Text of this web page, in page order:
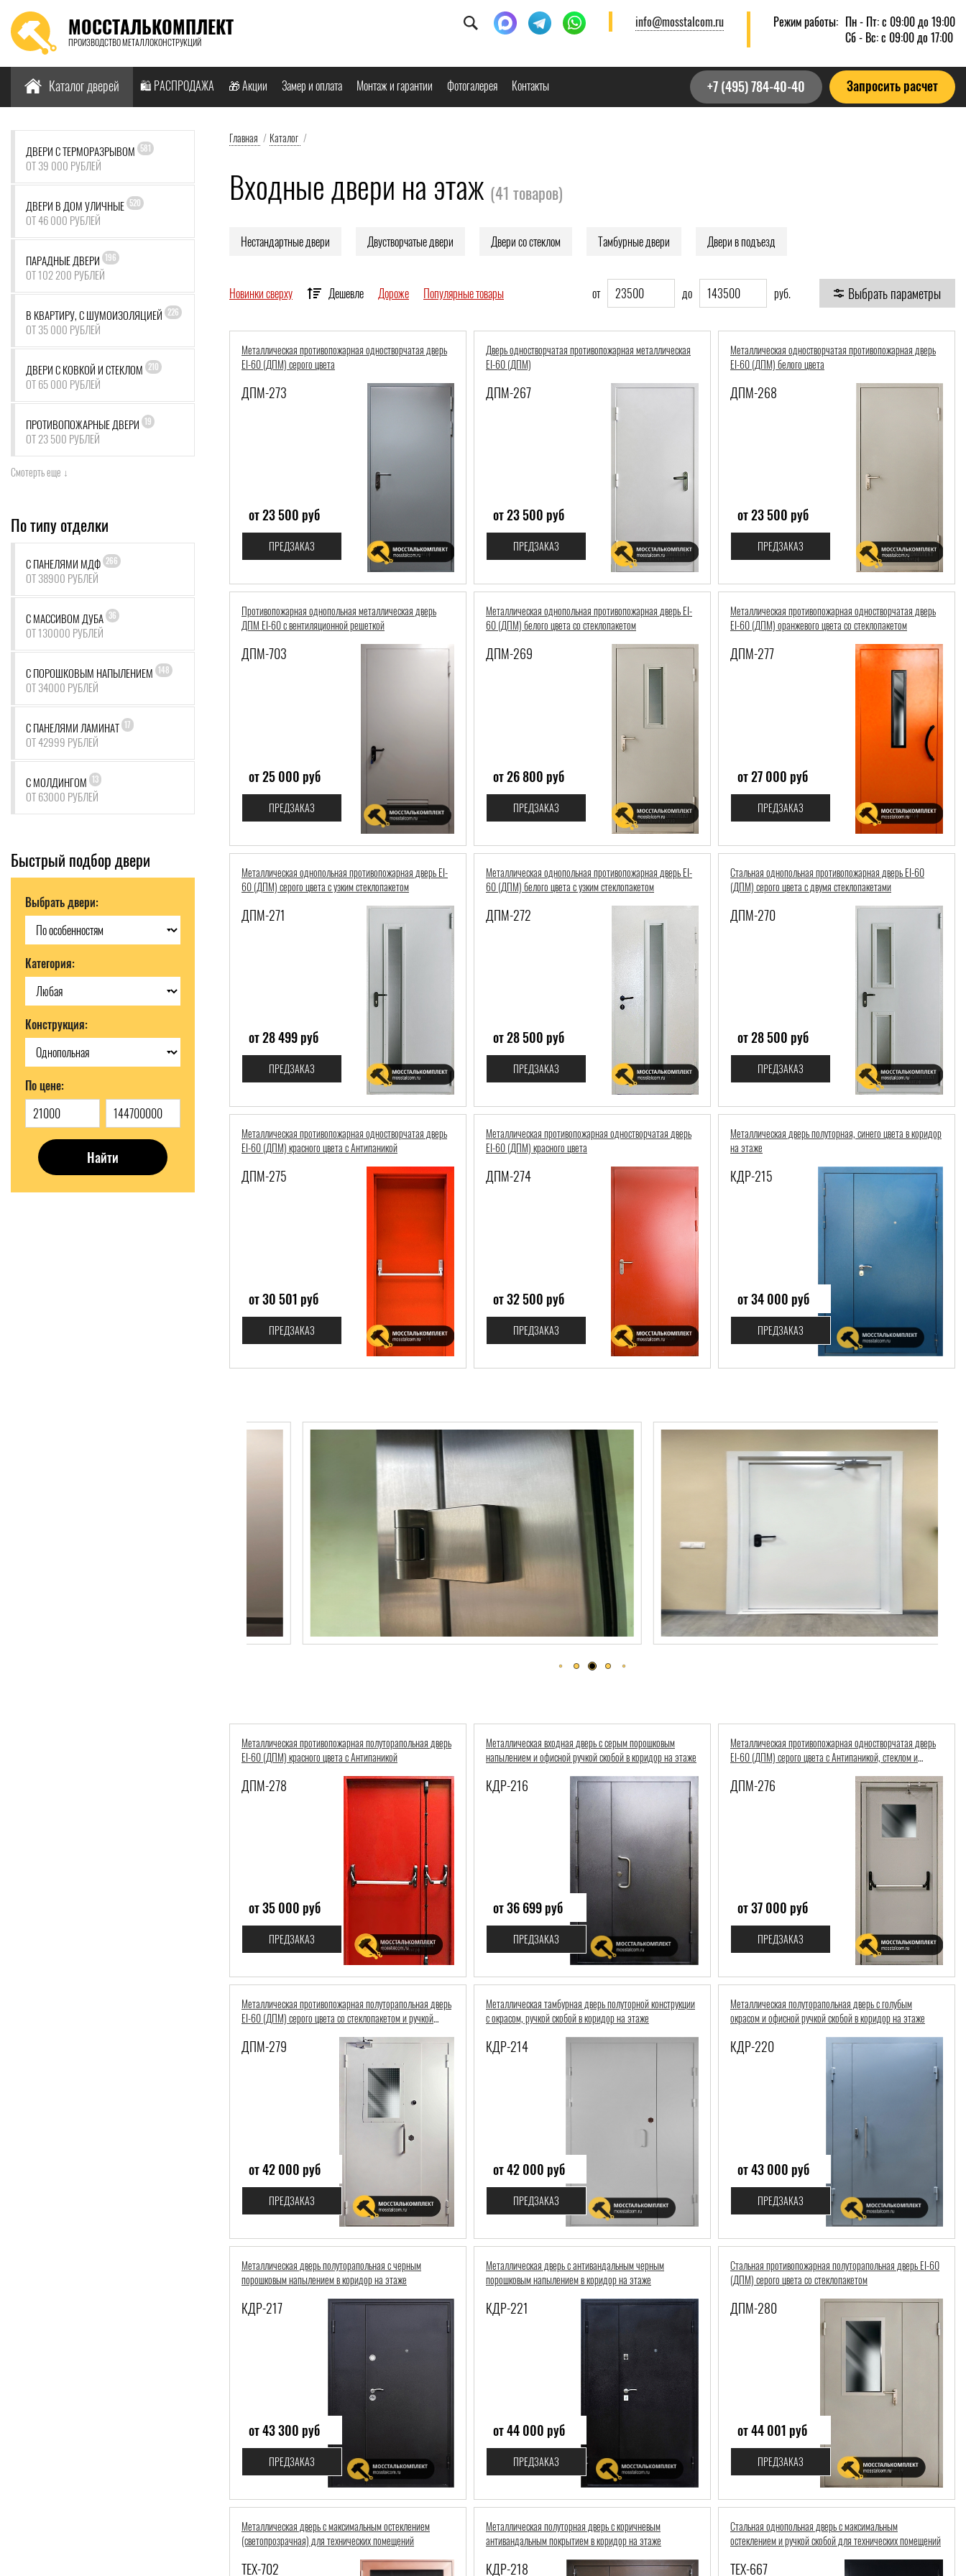
МОССТАЛЬКОМПЛЕКТ
ПРОИЗВОДСТВО МЕТАЛЛОКОНСТРУКЦИЙ
info@mosstalcom.ru Режим работы: Пн - Пт: с 09:00 до 19:00
Сб - Вс: с 09:00 до 17:00
Каталог дверей 🛍️ РАСПРОДАЖА 🎁 Акции Замер и оплата Монтаж и гарантии Фотогалерея Контакты +7 (495) 784-40-40 Запросить расчет
ДВЕРИ С ТЕРМОРАЗРЫВОМ 581
ОТ 39 000 РУБЛЕЙ
ДВЕРИ В ДОМ УЛИЧНЫЕ 520
ОТ 46 000 РУБЛЕЙ
ПАРАДНЫЕ ДВЕРИ 196
ОТ 102 200 РУБЛЕЙ
В КВАРТИРУ, С ШУМОИЗОЛЯЦИЕЙ 226
ОТ 35 000 РУБЛЕЙ
ДВЕРИ С КОВКОЙ И СТЕКЛОМ 210
ОТ 65 000 РУБЛЕЙ
ПРОТИВОПОЖАРНЫЕ ДВЕРИ 19
ОТ 23 500 РУБЛЕЙ
Смотерть еще ↓
По типу отделки
С ПАНЕЛЯМИ МДФ 266
ОТ 38900 РУБЛЕЙ
С МАССИВОМ ДУБА 36
ОТ 130000 РУБЛЕЙ
С ПОРОШКОВЫМ НАПЫЛЕНИЕМ 148
ОТ 34000 РУБЛЕЙ
С ПАНЕЛЯМИ ЛАМИНАТ 17
ОТ 42999 РУБЛЕЙ
С МОЛДИНГОМ 13
ОТ 63000 РУБЛЕЙ
Быстрый подбор двери
Выбрать двери:
Категория:
Конструкция:
По цене:
Найти
Главная / Каталог /
Входные двери на этаж (41 товаров)
Нестандартные двери Двустворчатые двери Двери со стеклом Тамбурные двери Двери в подъезд
Новинки сверху Дешевле Дороже Популярные товары от до руб. Выбрать параметры
Со скидкой
Вес:
Общая толщина:
Металлическая противопожарная одностворчатая дверь
EI-60 (ДПМ) серого цвета
ДПМ-273
от 23 500 руб
ПРЕДЗАКАЗ
Дверь одностворчатая противопожарная металлическая
EI-60 (ДПМ)
ДПМ-267
от 23 500 руб
ПРЕДЗАКАЗ
Металлическая одностворчатая противопожарная дверь
EI-60 (ДПМ) белого цвета
ДПМ-268
от 23 500 руб
ПРЕДЗАКАЗ
Противопожарная однопольная металлическая дверь
ДПМ EI-60 с вентиляционной решеткой
ДПМ-703
от 25 000 руб
ПРЕДЗАКАЗ
Металлическая однопольная противопожарная дверь EI-
60 (ДПМ) белого цвета со стеклопакетом
ДПМ-269
от 26 800 руб
ПРЕДЗАКАЗ
Металлическая противопожарная одностворчатая дверь
EI-60 (ДПМ) оранжевого цвета со стеклопакетом
ДПМ-277
от 27 000 руб
ПРЕДЗАКАЗ
Металлическая однопольная противопожарная дверь EI-
60 (ДПМ) серого цвета с узким стеклопакетом
ДПМ-271
от 28 499 руб
ПРЕДЗАКАЗ
Металлическая однопольная противопожарная дверь EI-
60 (ДПМ) белого цвета с узким стеклопакетом
ДПМ-272
от 28 500 руб
ПРЕДЗАКАЗ
Стальная однопольная противопожарная дверь EI-60
(ДПМ) серого цвета с двумя стеклопакетами
ДПМ-270
от 28 500 руб
ПРЕДЗАКАЗ
Металлическая противопожарная одностворчатая дверь
EI-60 (ДПМ) красного цвета с Антипаникой
ДПМ-275
от 30 501 руб
ПРЕДЗАКАЗ
Металлическая противопожарная одностворчатая дверь
EI-60 (ДПМ) красного цвета
ДПМ-274
от 32 500 руб
ПРЕДЗАКАЗ
Металлическая дверь полуторная, синего цвета в коридор
на этаже
КДР-215
от 34 000 руб
ПРЕДЗАКАЗ
Металлическая противопожарная полуторапольная дверь
EI-60 (ДПМ) красного цвета с Антипаникой
ДПМ-278
от 35 000 руб
ПРЕДЗАКАЗ
Металлическая входная дверь с серым порошковым
напылением и офисной ручкой скобой в коридор на этаже
КДР-216
от 36 699 руб
ПРЕДЗАКАЗ
Металлическая противопожарная одностворчатая дверь
EI-60 (ДПМ) серого цвета с Антипаникой, стеклом и
ДПМ-276
от 37 000 руб
ПРЕДЗАКАЗ
Металлическая противопожарная полуторапольная дверь
EI-60 (ДПМ) серого цвета со стеклопакетом и ручкой
ДПМ-279
от 42 000 руб
ПРЕДЗАКАЗ
Металлическая тамбурная дверь полуторной конструкции
с окрасом, ручкой скобой в коридор на этаже
КДР-214
от 42 000 руб
ПРЕДЗАКАЗ
Металлическая полуторапольная дверь с голубым
окрасом и офисной ручкой скобой в коридор на этаже
КДР-220
от 43 000 руб
ПРЕДЗАКАЗ
Металлическая дверь полуторапольная с черным
порошковым напылением в коридор на этаже
КДР-217
от 43 300 руб
ПРЕДЗАКАЗ
Металлическая дверь с антивандальным черным
порошковым напылением в коридор на этаже
КДР-221
от 44 000 руб
ПРЕДЗАКАЗ
Стальная противопожарная полуторапольная дверь EI-60
(ДПМ) серого цвета со стеклопакетом
ДПМ-280
от 44 001 руб
ПРЕДЗАКАЗ
Металлическая дверь с максимальным остеклением
(светопрозрачная) для технических помещений
ТЕХ-702
Металлическая полуторная дверь с коричневым
антивандальным покрытием в коридор на этаже
КДР-218
Стальная однопольная дверь с максимальным
остеклением и ручкой скобой для технических помещений
ТЕХ-667